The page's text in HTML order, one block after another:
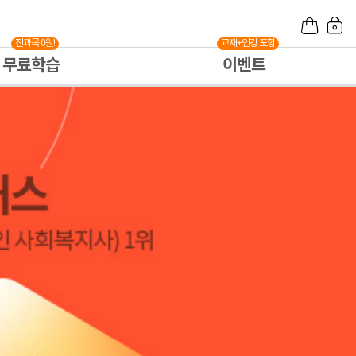
무료학습
전과목 0원!
이벤트
교재+인강 포함